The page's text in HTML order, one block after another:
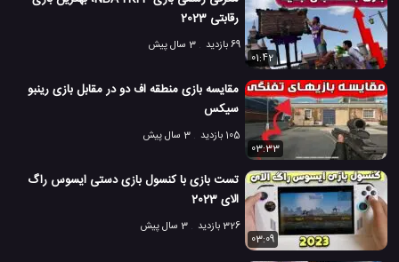
رقابتی 2023
69 بازدید
3 سال پیش
01:42
مقایسه بازی منطقه اف دو در مقابل بازی رینبو
سیکس
105 بازدید
3 سال پیش
03:33
تست بازی با کنسول بازی دستی ایسوس راگ
الای 2023
326 بازدید
3 سال پیش
03:09